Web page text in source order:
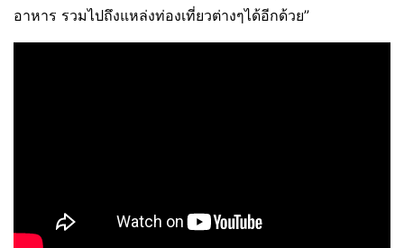
อาหาร รวมไปถึงแหล่งท่องเที่ยวต่างๆได้อีกด้วย”